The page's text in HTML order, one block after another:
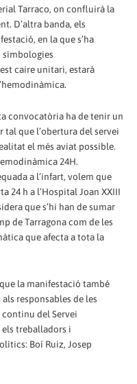
Tarraco, on confluirà la
D’altra banda, els
en la que s’ha
simbologies
caire unitari, estarà
convocatòria ha de tenir un
que l’obertura del servei
el més aviat possible.
24H.
a l’infart, volem que
24 h a l’Hospital Joan XXIII
que s’hi han de sumar
de Tarragona com de les
que afecta a tota la
la manifestació també
responsables de les
del Servei
els treballadors i
Boí Ruiz, Josep